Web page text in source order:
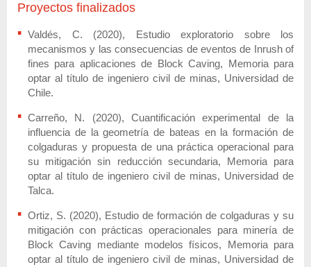
Proyectos finalizados
Valdés, C. (2020), Estudio exploratorio sobre los
mecanismos y las consecuencias de eventos de Inrush of
fines para aplicaciones de Block Caving, Memoria para
optar al título de ingeniero civil de minas, Universidad de
Chile.
Carreño, N. (2020), Cuantificación experimental de la
influencia de la geometría de bateas en la formación de
colgaduras y propuesta de una práctica operacional para
su mitigación sin reducción secundaria, Memoria para
optar al título de ingeniero civil de minas, Universidad de
Talca.
Ortiz, S. (2020), Estudio de formación de colgaduras y su
mitigación con prácticas operacionales para minería de
Block Caving mediante modelos físicos, Memoria para
optar al título de ingeniero civil de minas, Universidad de